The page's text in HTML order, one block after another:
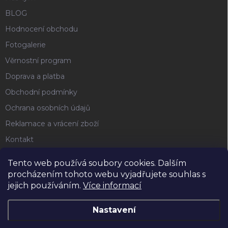
Tento web používá soubory cookies. Dalším
procházením tohoto webu vyjadřujete souhlas s
jejich používáním. Více informací
Nastavení
BLOG
Hodnocení obchodu
Fotogalerie
Věrnostní program
Doprava a platba
Obchodní podmínky
Ochrana osobních údajů
Reklamace a vrácení zboží
Kontakt
FACEBOOK
Horse4u